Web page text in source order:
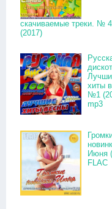
скачиваемые треки. №
(2017)
хиты
№1
mp3
Июня
FLAC